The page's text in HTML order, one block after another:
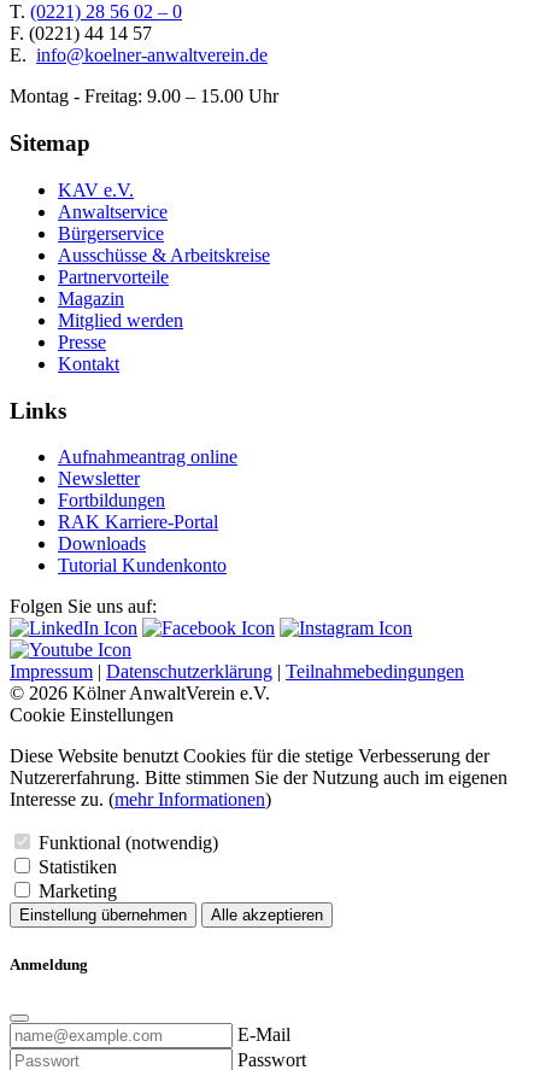
T. (0221) 28 56 02 – 0
F. (0221) 44 14 57
E. info@koelner-anwaltverein.de
Montag - Freitag: 9.00 – 15.00 Uhr
Sitemap
KAV e.V.
Anwaltservice
Bürgerservice
Ausschüsse & Arbeitskreise
Partnervorteile
Magazin
Mitglied werden
Presse
Kontakt
Links
Aufnahmeantrag online
Newsletter
Fortbildungen
RAK Karriere-Portal
Downloads
Tutorial Kundenkonto
Folgen Sie uns auf:
Impressum | Datenschutzerklärung | Teilnahmebedingungen
© 2026 Kölner AnwaltVerein e.V.
Cookie Einstellungen
Diese Website benutzt Cookies für die stetige Verbesserung der
Nutzererfahrung. Bitte stimmen Sie der Nutzung auch im eigenen
Interesse zu. (mehr Informationen)
Funktional (notwendig)
Statistiken
Marketing
Einstellung übernehmen Alle akzeptieren
Anmeldung
E-Mail
Passwort